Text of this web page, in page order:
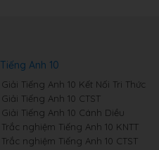
Tiếng Anh 10
Giải Tiếng Anh 10 Kết Nối Tri Thức
Giải Tiếng Anh 10 CTST
Giải Tiếng Anh 10 Cánh Diều
Trắc nghiệm Tiếng Anh 10 KNTT
Trắc nghiệm Tiếng Anh 10 CTST